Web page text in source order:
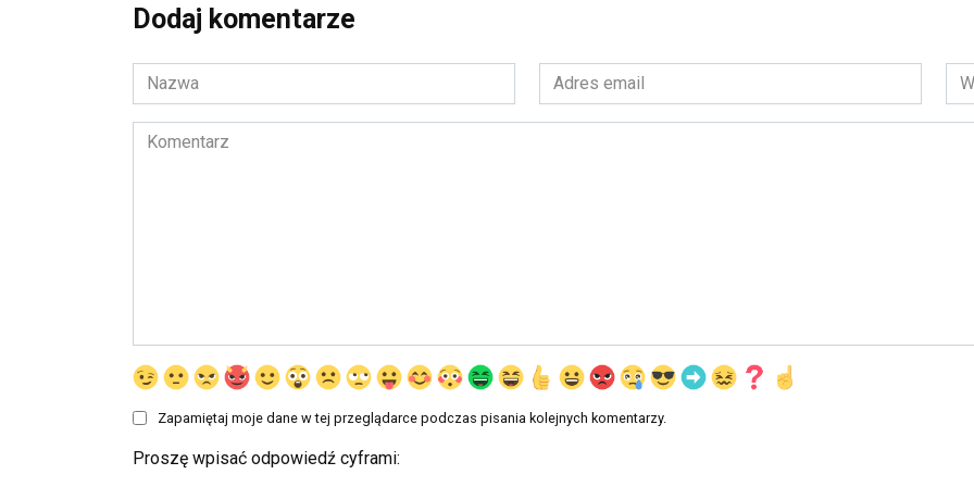
Dodaj komentarze
Nazwa
*
Adres
email
*
Komentarz
Zapamiętaj moje dane w tej przeglądarce podczas pisania kolejnych komentarzy.
Proszę wpisać odpowiedź cyframi: